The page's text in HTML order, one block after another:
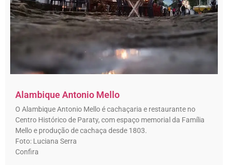
Alambique Antonio Mello
O Alambique Antonio Mello é cachaçaria e restaurante no
Centro Histórico de Paraty, com espaço memorial da Família
Mello e produção de cachaça desde 1803.
Foto: Luciana Serra
Confira